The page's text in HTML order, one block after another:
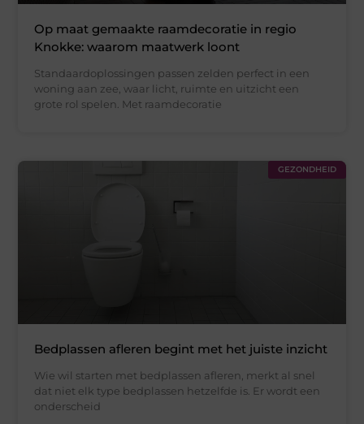
Op maat gemaakte raamdecoratie in regio
Knokke: waarom maatwerk loont
Standaardoplossingen passen zelden perfect in een
woning aan zee, waar licht, ruimte en uitzicht een
grote rol spelen. Met raamdecoratie
GEZONDHEID
Bedplassen afleren begint met het juiste inzicht
Wie wil starten met bedplassen afleren, merkt al snel
dat niet elk type bedplassen hetzelfde is. Er wordt een
onderscheid